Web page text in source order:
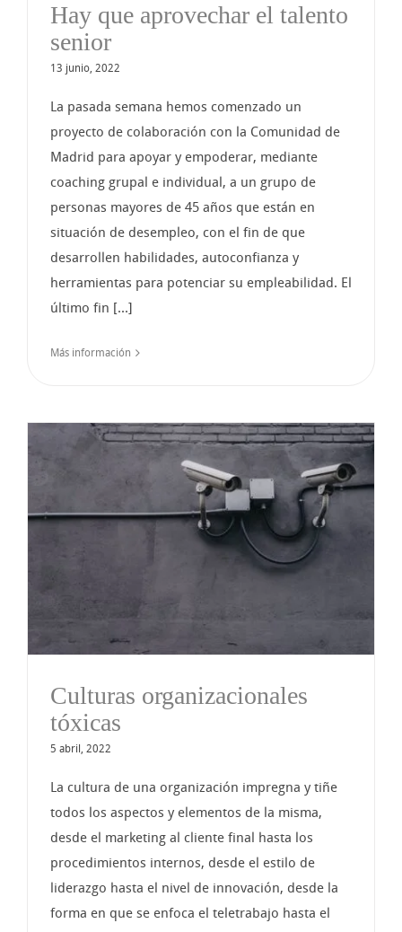
Hay que aprovechar el talento
senior
13 junio, 2022
La pasada semana hemos comenzado un
proyecto de colaboración con la Comunidad de
Madrid para apoyar y empoderar, mediante
coaching grupal e individual, a un grupo de
personas mayores de 45 años que están en
situación de desempleo, con el fin de que
desarrollen habilidades, autoconfianza y
herramientas para potenciar su empleabilidad. El
último fin [...]
Más información
Culturas organizacionales
tóxicas
5 abril, 2022
La cultura de una organización impregna y tiñe
todos los aspectos y elementos de la misma,
desde el marketing al cliente final hasta los
procedimientos internos, desde el estilo de
liderazgo hasta el nivel de innovación, desde la
forma en que se enfoca el teletrabajo hasta el